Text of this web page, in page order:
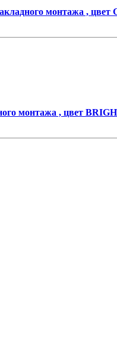
монтажа ,
монтажа , цвет